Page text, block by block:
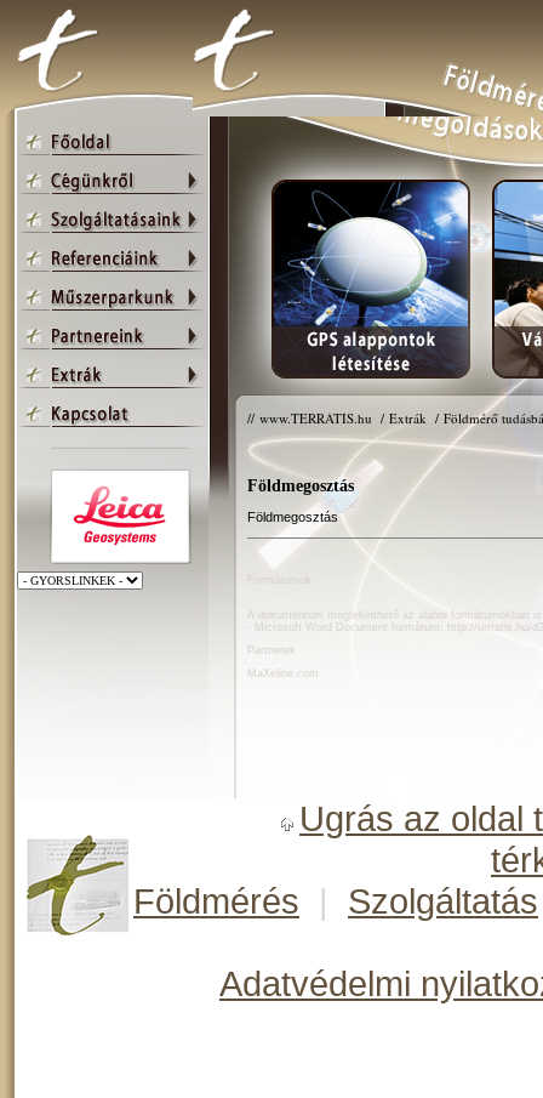
// www.TERRATIS.hu / Extrák / Földmérő
Földmegosztás
Földmegosztás
A dokumentum megtekinthető az alábbi formátumokban
- Microsoft Word Document formátum:
http://terratis.hu/
Partnerek
MaXeline.com
Ugrás az oldal
Földmérés
| Szolgáltatás
Adatvédelmi